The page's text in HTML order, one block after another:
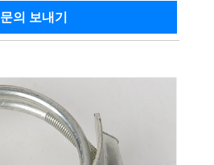
문의 보내기